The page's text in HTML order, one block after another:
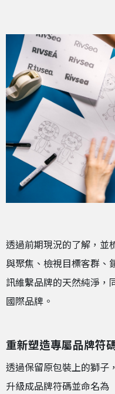
透過前期現況的了解，並
與聚焦、檢視目標客群、
訊維繫品牌的天然純淨，
國際品牌。
重新塑造專屬品牌符
透過保留原包裝上的獅子
升級成品牌符碼並命名為